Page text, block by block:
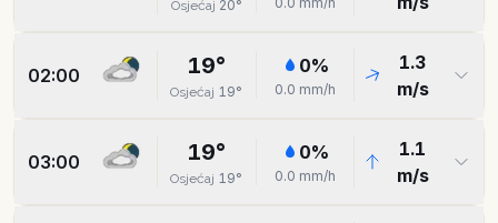
Osjećaj 20°
02:00 19°
Osjećaj 19°
0%
0.0 mm/h
1.3
m/s
03:00 19°
Osjećaj 19°
0%
0.0 mm/h
1.1
m/s